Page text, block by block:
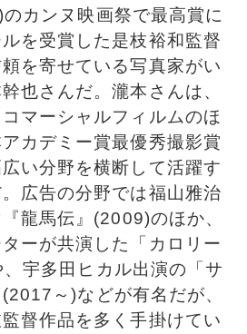
カンヌ映画祭で最高賞に
を受賞した是枝裕和監督
を寄せている写真家がい
也さんだ。瀧本さんは、
マーシャルフィルムのほ
カデミー賞最優秀撮影賞
い分野を横断して活躍す
広告の分野では福山雅治
龍馬伝』(2009)のほか、
ーが共演した「カロリー
宇多田ヒカル出演の「サ
～)などが有名だが、
督作品を多く手掛けてい